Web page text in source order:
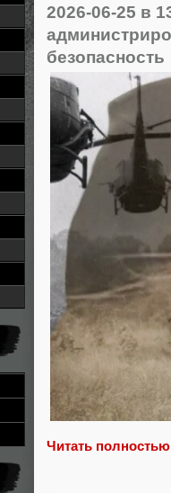
2026-06-25 в
безопасность
Читать